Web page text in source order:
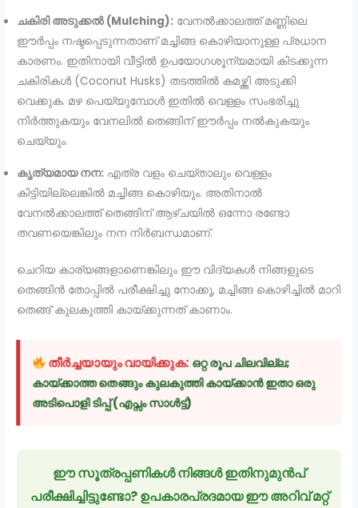
ചകിരി അടുക്കൽ (Mulching): വേനൽക്കാലത്ത് മണ്ണിലെ
ഈർപ്പം നഷ്ടപ്പെടുന്നതാണ് മച്ചിങ്ങ കൊഴിയാനുള്ള പ്രധാന
കാരണം. ഇതിനായി വീട്ടിൽ ഉപയോഗശൂന്യമായി കിടക്കുന്ന
ചകിരികൾ (Coconut Husks) തടത്തിൽ കമഴ്ത്തി അടുക്കി
വെക്കുക. മഴ പെയ്യുമ്പോൾ ഇതിൽ വെള്ളം സംഭരിച്ചു
നിർത്തുകയും വേനലിൽ തെങ്ങിന് ഈർപ്പം നൽകുകയും
ചെയ്യും.
കൃത്യമായ നന: എത്ര വളം ചെയ്താലും വെള്ളം
കിട്ടിയില്ലെങ്കിൽ മച്ചിങ്ങ കൊഴിയും. അതിനാൽ
വേനൽക്കാലത്ത് തെങ്ങിന് ആഴ്ചയിൽ ഒന്നോ രണ്ടോ
തവണയെങ്കിലും നന നിർബന്ധമാണ്.
ചെറിയ കാര്യങ്ങളാണെങ്കിലും ഈ വിദ്യകൾ നിങ്ങളുടെ
തെങ്ങിൻ തോപ്പിൽ പരീക്ഷിച്ചു നോക്കൂ, മച്ചിങ്ങ കൊഴിച്ചിൽ മാറി
തെങ്ങ് കുലകുത്തി കായ്ക്കുന്നത് കാണാം.
തീർച്ചയായും വായിക്കുക: ഒറ്റ രൂപ ചിലവില്ല;
കായ്ക്കാത്ത തെങ്ങും കുലകുത്തി കായ്ക്കാൻ ഇതാ ഒരു
അടിപൊളി ടിപ്പ് (എപ്സം സാൾട്ട്)
ഈ സൂത്രപ്പണികൾ നിങ്ങൾ ഇതിനുമുൻപ്
പരീക്ഷിച്ചിട്ടുണ്ടോ? ഉപകാരപ്രദമായ ഈ അറിവ് മറ്റ്